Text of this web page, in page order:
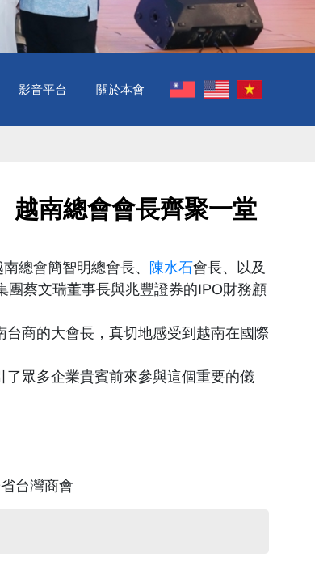
影音平台 關於本會
越南總會會長齊聚一堂
總會簡智明總會長、 陳水石會長、以及
團蔡文瑞董事長與兆豐證券的IPO財務顧
商的大會長，真切地感受到越南在國際
眾多企業貴賓前來參與這個重要的儀